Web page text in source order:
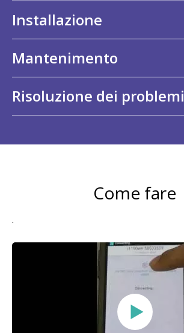
Installazione
Mantenimento
Risoluzione dei problemi
Come fare
.